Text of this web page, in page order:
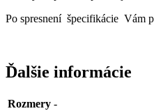
Po spresnení špecifikácie Vám
Ďalšie informácie
Rozmery -